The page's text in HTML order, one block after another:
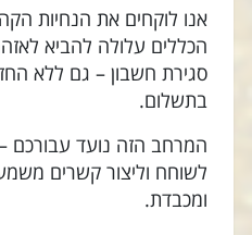
אנו לוקחים את הנחיות
הכללים עלולה להביא
סגירת חשבון – גם ללא
בתשלום.
המרחב הזה נועד עבורכם –
לשוחח וליצור קשרים
ומכבדת.